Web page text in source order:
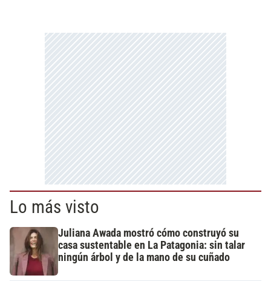
Lo más visto
Juliana Awada mostró cómo construyó su
casa sustentable en La Patagonia: sin talar
ningún árbol y de la mano de su cuñado